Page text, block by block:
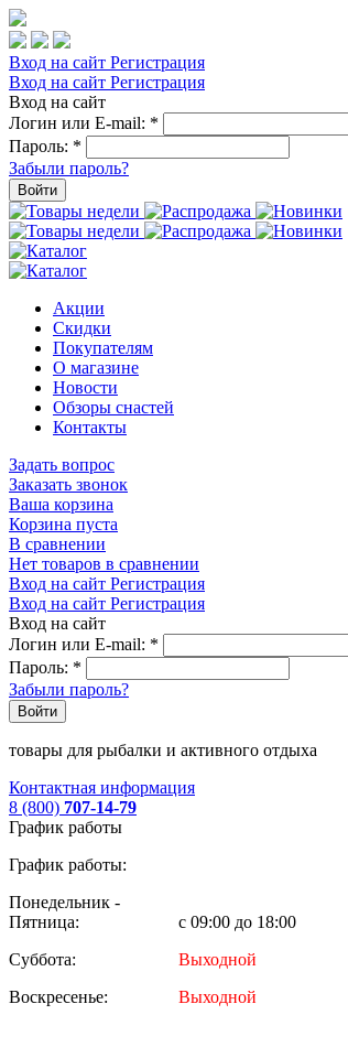
Вход на сайт Регистрация
Вход на сайт Регистрация
Вход на сайт
Логин или E-mail: *
Пароль: *
Забыли пароль?
Войти
Акции
Скидки
Покупателям
О магазине
Новости
Обзоры снастей
Контакты
Задать вопрос
Заказать звонок
Ваша корзина
Корзина пуста
В сравнении
Нет товаров в сравнении
Вход на сайт Регистрация
Вход на сайт Регистрация
Вход на сайт
Логин или E-mail: *
Пароль: *
Забыли пароль?
Войти
товары для рыбалки и активного отдыха
Контактная информация
8 (800) 707-14-79
График работы
График работы:
Понедельник -
Пятница:
с 09:00 до 18:00
Суббота:
Выходной
Воскресенье:
Выходной